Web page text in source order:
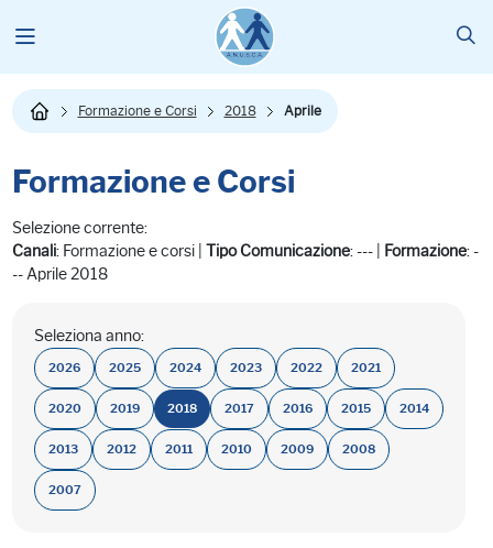
Formazione e Corsi 2018 Aprile
Formazione e Corsi
Selezione corrente:
Canali: Formazione e corsi | Tipo Comunicazione: --- | Formazione: -
-- Aprile 2018
Seleziona anno:
2026 2025 2024 2023 2022 2021
2020 2019 2018 2017 2016 2015 2014
2013 2012 2011 2010 2009 2008
2007